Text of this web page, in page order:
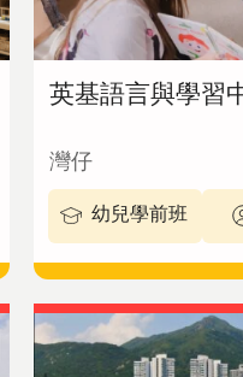
英基語言與學習
灣仔
幼兒學前班